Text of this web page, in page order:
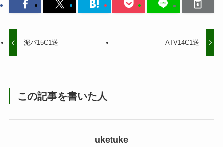
泥パ15C1送 ATV14C1送
この記事を書いた人
uketuke